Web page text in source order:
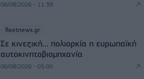
06/08/2026 - 11:39
fleetnews.gr
Σε κινεζική… πολιορκία η ευρωπαϊκή
αυτοκινητοβιομηχανία
06/08/2026 - 05:00